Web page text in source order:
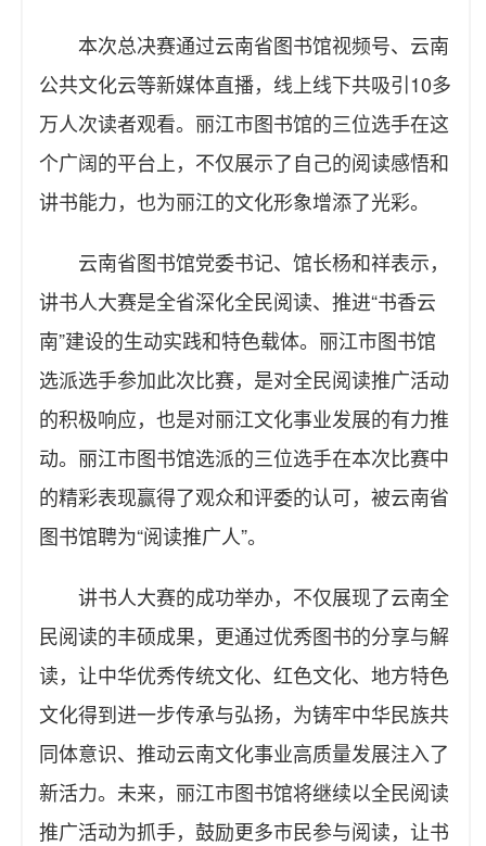
本次总决赛通过云南省图书馆视频号、云南
公共文化云等新媒体直播，线上线下共吸引10多
万人次读者观看。丽江市图书馆的三位选手在这
个广阔的平台上，不仅展示了自己的阅读感悟和
讲书能力，也为丽江的文化形象增添了光彩。
云南省图书馆党委书记、馆长杨和祥表示，
讲书人大赛是全省深化全民阅读、推进“书香云
南”建设的生动实践和特色载体。丽江市图书馆
选派选手参加此次比赛，是对全民阅读推广活动
的积极响应，也是对丽江文化事业发展的有力推
动。丽江市图书馆选派的三位选手在本次比赛中
的精彩表现赢得了观众和评委的认可，被云南省
图书馆聘为“阅读推广人”。
讲书人大赛的成功举办，不仅展现了云南全
民阅读的丰硕成果，更通过优秀图书的分享与解
读，让中华优秀传统文化、红色文化、地方特色
文化得到进一步传承与弘扬，为铸牢中华民族共
同体意识、推动云南文化事业高质量发展注入了
新活力。未来，丽江市图书馆将继续以全民阅读
推广活动为抓手，鼓励更多市民参与阅读，让书